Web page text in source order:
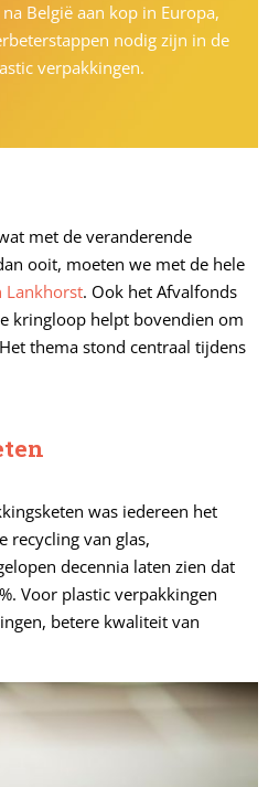
België aan kop in Europa,
nodig zijn in de
verpakkingen.
met de veranderende
ooit, moeten we met de hele
Lankhorst. Ook het Afvalfonds
kringloop helpt bovendien om
thema stond centraal tijdens
was iedereen het
recycling van glas,
decennia laten zien dat
Voor plastic verpakkingen
betere kwaliteit van